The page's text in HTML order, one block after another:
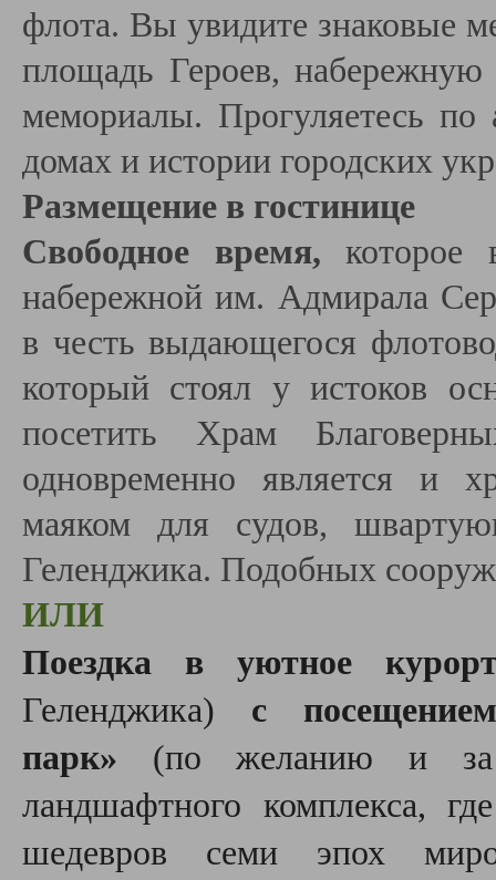
флота. Вы увидите знаковые
площадь Героев, набережную
мемориалы. Прогуляетесь
домах и истории городских
Размещение в гостинице
Свободное время,
которое
набережной им. Адмирала
в честь выдающегося
который стоял у истоков
посетить Храм
одновременно является и
маяком для судов,
Геленджика. Подобных
ИЛИ
Поездка в уютное
Геленджика) с
парк» (по желанию и за
ландшафтного комплекса,
шедевров семи эпох